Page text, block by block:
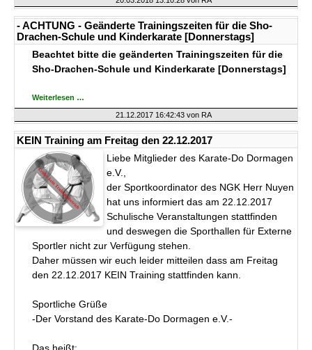
Osterferien
- ACHTUNG - Geänderte Trainingszeiten für die Sho-
Drachen-Schule und Kinderkarate [Donnerstags]
Beachtet bitte die geänderten Trainingszeiten für die
Sho-Drachen-Schule und Kinderkarate [Donnerstags]
Weiterlesen …
-
Geänderte
die
Sho-
Drachen-
Schule
und
Kinderkarate
[Donnerstags]
21.12.2017 16:42:43 von RA
KEIN Training am Freitag den 22.12.2017
Liebe Mitglieder des Karate-Do Dormagen
e.V.,
der Sportkoordinator des NGK Herr Nuyen
hat uns informiert das am 22.12.2017
Schulische Veranstaltungen stattfinden
und deswegen die Sporthallen für Externe
Sportler nicht zur Verfügung stehen.
Daher müssen wir euch leider mitteilen dass am Freitag
den 22.12.2017 KEIN Training stattfinden kann.
Sportliche Grüße
-Der Vorstand des Karate-Do Dormagen e.V.-